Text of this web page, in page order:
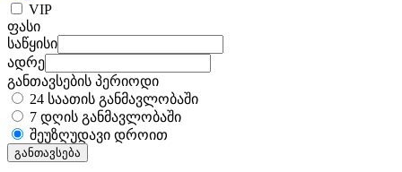
VIP
ფასი
საწყისი
ადრე
განთავსების პერიოდი
24 საათის განმავლობაში
7 დღის განმავლობაში
შეუზღუდავი დროით
განთავსება